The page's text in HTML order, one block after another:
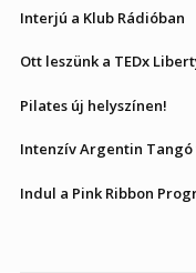
Interjú a Klub Rádióban
Ott leszünk a TEDx
Pilates új helyszínen!
Intenzív Argentin
Indul a Pink Ribbon